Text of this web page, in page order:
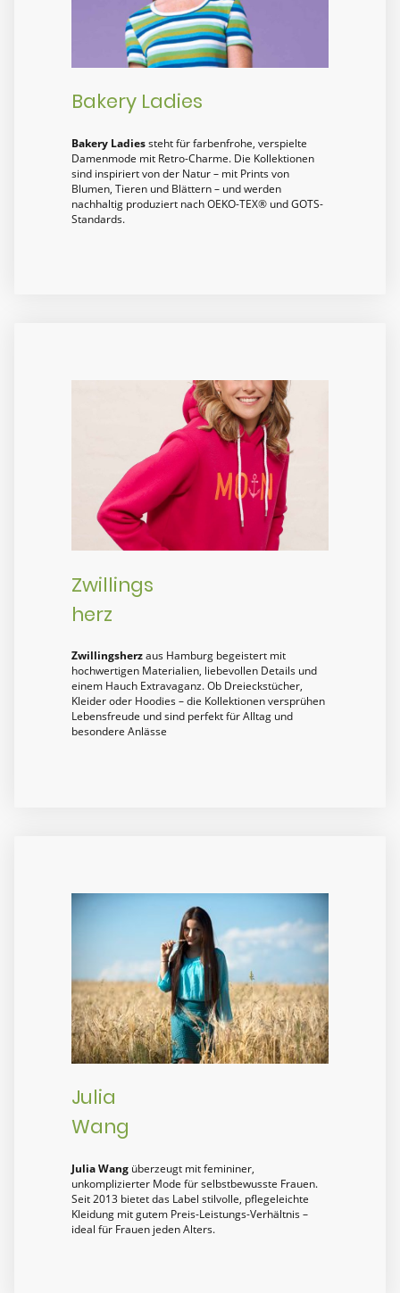
Bakery Ladies
Bakery Ladiessteht für farbenfrohe, verspielte
Damenmode mit Retro-Charme. Die Kollektionen
sind inspiriert von der Natur – mit Prints von
Blumen, Tieren und Blättern – und werden
nachhaltig produziert nach OEKO-TEX® und GOTS-
Standards.
Zwillings
herz
Zwillingsherzaus Hamburg begeistert mit
hochwertigen Materialien, liebevollen Details und
einem Hauch Extravaganz. Ob Dreieckstücher,
Kleider oder Hoodies – die Kollektionen versprühen
Lebensfreude und sind perfekt für Alltag und
besondere Anlässe
Julia
Wang
Julia Wang überzeugt mit femininer,
unkomplizierter Mode für selbstbewusste Frauen.
Seit 2013 bietet das Label stilvolle, pflegeleichte
Kleidung mit gutem Preis-Leistungs-Verhältnis –
ideal für Frauen jeden Alters.